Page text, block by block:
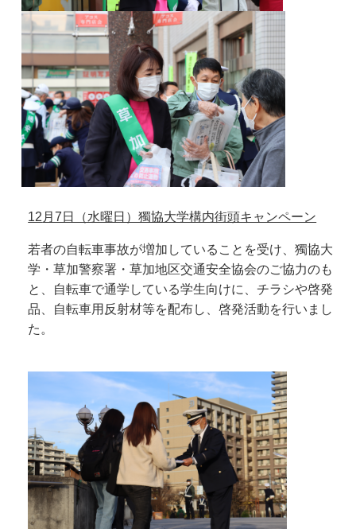
12 月7日（水曜日）獨協大学構内街頭キャンペーン
若者の自転車事故が増加していることを受け、獨協大
学・草加警察署・草加地区交通安全協会のご協力のも
と、自転車で通学している学生向けに、チラシや啓発
品、自転車用反射材等を配布し、啓発活動を行いまし
た。